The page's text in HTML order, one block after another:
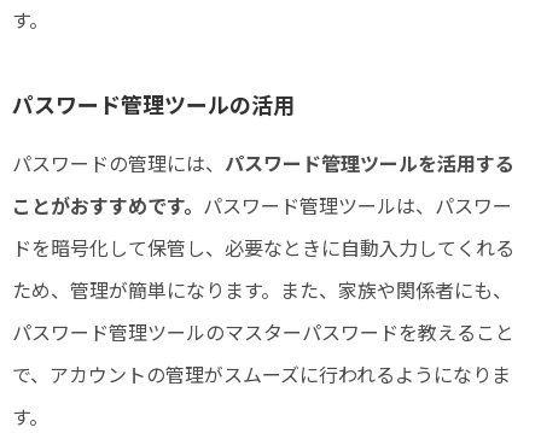
す。
パスワード管理ツールの活用
パスワードの管理には、 パスワード管理ツールを活用する
ことがおすすめです。 パスワード管理ツールは、パスワー
ドを暗号化して保管し、必要なときに自動入力してくれる
ため、管理が簡単になります。また、家族や関係者にも、
パスワード管理ツールのマスターパスワードを教えること
で、アカウントの管理がスムーズに行われるようになりま
す。